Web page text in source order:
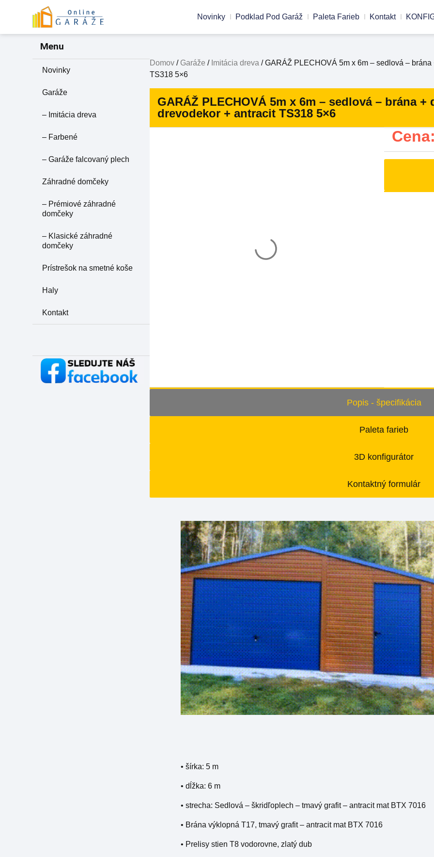
Novinky Podklad Pod Garáž Paleta Farieb Kontakt
Menu
Novinky
Garáže
– Imitácia dreva
– Farbené
– Garáže falcovaný plech
Záhradné domčeky
– Prémiové záhradné
domčeky
– Klasické záhradné
domčeky
Prístrešok na smetné koše
Haly
Kontakt
Domov / Garáže / Imitácia dreva / GARÁŽ PLECHOVÁ 5m x 6m – sedlová –
TS318 5×6
GARÁŽ PLECHOVÁ 5m x 6m – sedlová – brána
drevodekor + antracit TS318 5×6
Popis - špecifikácia
Paleta farieb
3D konfigurátor
Kontaktný formulár
• šírka: 5 m
• dĺžka: 6 m
• strecha: Sedlová – škridľoplech – tmavý grafit – antracit mat BTX 7016
• Brána výklopná T17, tmavý grafit – antracit mat BTX 7016
• Prelisy stien T8 vodorovne, zlatý dub